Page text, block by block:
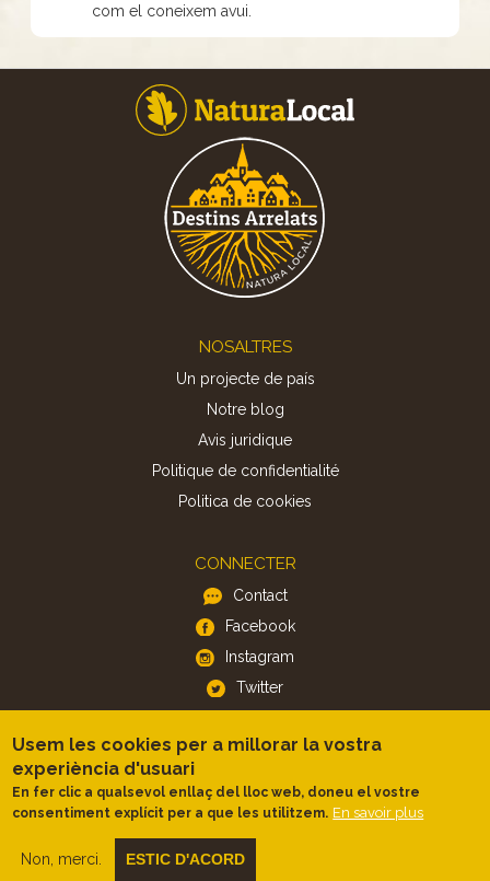
com el coneixem avui.
NOSALTRES
Un projecte de país
Notre blog
Avis juridique
Politique de confidentialité
Politica de cookies
CONNECTER
Contact
Facebook
Instagram
Twitter
APP
Android
Usem les cookies per a millorar la vostra
experiència d'usuari
En fer clic a qualsevol enllaç del lloc web, doneu el vostre
consentiment explícit per a que les utilitzem. En savoir plus
Non, merci. ESTIC D'ACORD